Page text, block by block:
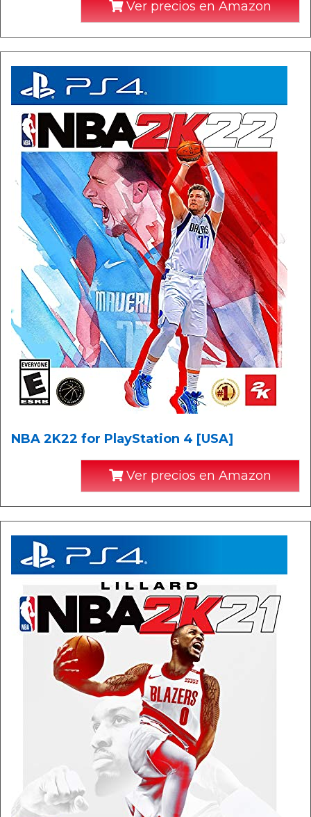
Ver precios en Amazon
NBA 2K22 for PlayStation 4 [USA]
Ver precios en Amazon